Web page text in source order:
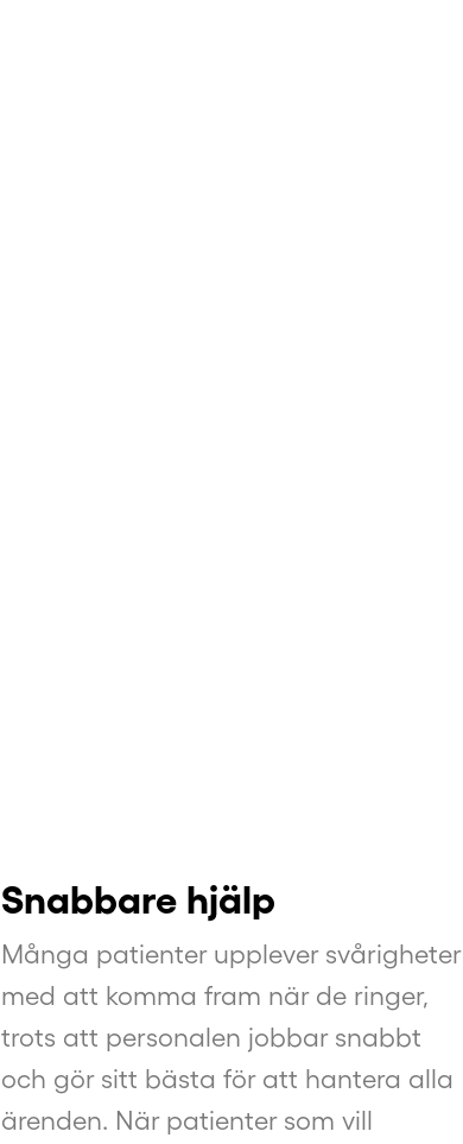
Snabbare hjälp
Många patienter upplever svårigheter
med att komma fram när de ringer,
trots att personalen jobbar snabbt
och gör sitt bästa för att hantera alla
ärenden. När patienter som vill